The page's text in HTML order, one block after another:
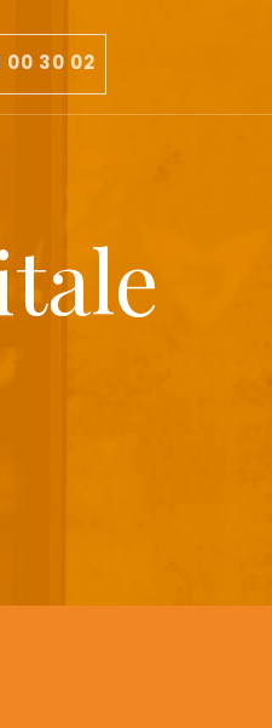
00 30 02